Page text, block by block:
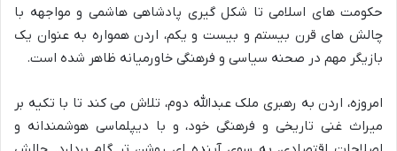
حکومت های اسلامی تا شکل گیری پادشاهی هاشمی و مواجهه با
چالش های قرن بیستم و بیست و یکم، اردن همواره به عنوان یک
بازیگر مهم در صحنه سیاسی و فرهنگی خاورمیانه ظاهر شده است.
امروزه، اردن به رهبری ملک عبدالله دوم، تلاش می کند تا با تکیه بر
میراث غنی تاریخی و فرهنگی خود، و با دیپلماسی هوشمندانه و